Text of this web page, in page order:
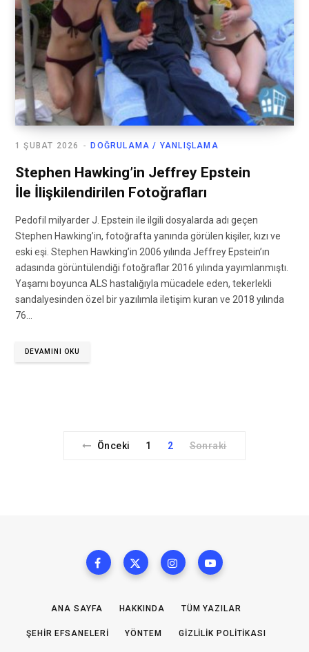
DOĞRULAMA / YANLIŞLAMA
1 ŞUBAT 2026
Stephen Hawking’in Jeffrey Epstein
İle İlişkilendirilen Fotoğrafları
Pedofil milyarder J. Epstein ile ilgili dosyalarda adı geçen
Stephen Hawking’in, fotoğrafta yanında görülen kişiler, kızı ve
eski eşi. Stephen Hawking’in 2006 yılında Jeffrey Epstein’ın
adasında görüntülendiği fotoğraflar 2016 yılında yayımlanmıştı.
Yaşamı boyunca ALS hastalığıyla mücadele eden, tekerlekli
sandalyesinden özel bir yazılımla iletişim kuran ve 2018 yılında
76…
DEVAMINI OKU
Önceki 1 2 Sonraki
ANA SAYFA HAKKINDA TÜM YAZILAR
ŞEHIR EFSANELERI YÖNTEM GIZLILIK POLITIKASI